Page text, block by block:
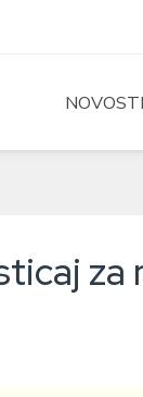
NOVOSTI